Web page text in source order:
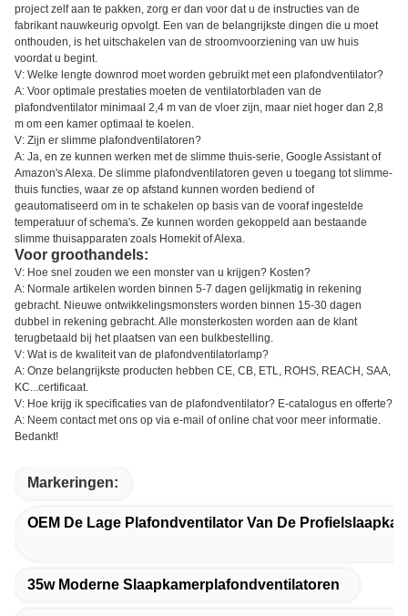
project zelf aan te pakken, zorg er dan voor dat u de instructies van de
fabrikant nauwkeurig opvolgt. Een van de belangrijkste dingen die u moet
onthouden, is het uitschakelen van de stroomvoorziening van uw huis
voordat u begint.
V: Welke lengte downrod moet worden gebruikt met een plafondventilator?
A: Voor optimale prestaties moeten de ventilatorbladen van de
plafondventilator minimaal 2,4 m van de vloer zijn, maar niet hoger dan 2,8
m om een kamer optimaal te koelen.
V: Zijn er slimme plafondventilatoren?
A: Ja, en ze kunnen werken met de slimme thuis-serie, Google Assistant of
Amazon's Alexa. De slimme plafondventilatoren geven u toegang tot slimme-
thuis functies, waar ze op afstand kunnen worden bediend of
geautomatiseerd om in te schakelen op basis van de vooraf ingestelde
temperatuur of schema's. Ze kunnen worden gekoppeld aan bestaande
slimme thuisapparaten zoals Homekit of Alexa.
Voor groothandels:
V: Hoe snel zouden we een monster van u krijgen? Kosten?
A: Normale artikelen worden binnen 5-7 dagen gelijkmatig in rekening
gebracht. Nieuwe ontwikkelingsmonsters worden binnen 15-30 dagen
dubbel in rekening gebracht. Alle monsterkosten worden aan de klant
terugbetaald bij het plaatsen van een bulkbestelling.
V: Wat is de kwaliteit van de plafondventilatorlamp?
A: Onze belangrijkste producten hebben CE, CB, ETL, ROHS, REACH, SAA,
KC...certificaat.
V: Hoe krijg ik specificaties van de plafondventilator? E-catalogus en offerte?
A: Neem contact met ons op via e-mail of online chat voor meer informatie.
Bedankt!
Markeringen:
OEM De Lage Plafondventilator Van De
35w Moderne Slaapkamerplafondventilatoren